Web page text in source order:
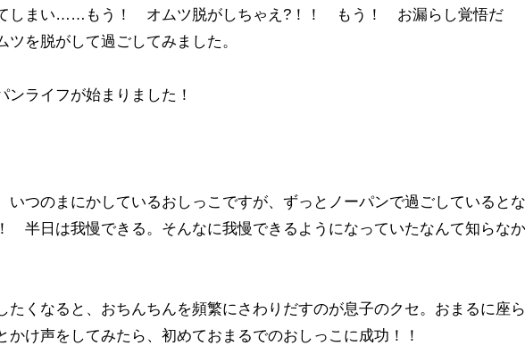
てしまい……もう！ オムツ脱がしちゃえ?！！ もう！ お漏らし覚悟だ
を脱がして過ごしてみました。
ンライフが始まりました！
いつのまにかしているおしっこですが、ずっとノーパンで過ごしているとな
半日は我慢できる。そんなに我慢できるようになっていたなんて知らなか
たくなると、おちんちんを頻繁にさわりだすのが息子のクセ。おまるに座ら
かけ声をしてみたら、初めておまるでのおしっこに成功！！